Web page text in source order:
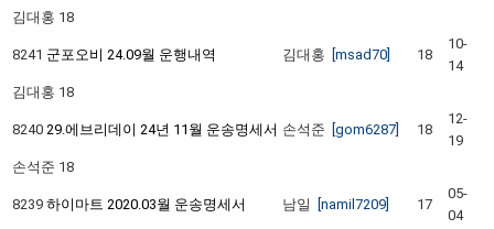
김대홍 18
8241 군포오비 24.09월 운행내역 김대홍 [msad70] 18
10-
14
김대홍 18
8240 29.에브리데이 24년 11월 운송명세서 손석준 [gom6287] 18
12-
19
손석준 18
8239 하이마트 2020.03월 운송명세서 남일 [namil7209] 17
05-
04